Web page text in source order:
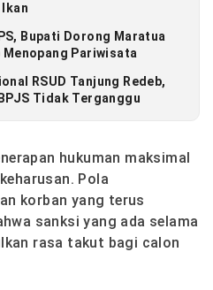
Bupati Dorong Maratua
Menopang Pariwisata
RSUD Tanjung Redeb,
Tidak Terganggu
hukuman maksimal
Pola
korban yang terus
sanksi yang ada selama
rasa takut bagi calon